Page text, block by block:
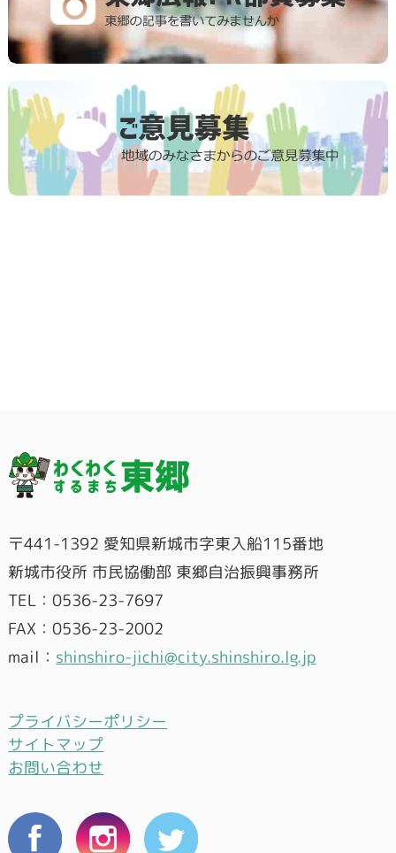
〒441-1392 愛知県新城市字東入船115番地
新城市役所 市民協働部 東郷自治振興事務所
TEL：0536-23-7697
FAX：0536-23-2002
mail： shinshiro-jichi@city.shinshiro.lg.jp
プライバシーポリシー
サイトマップ
お問い合わせ